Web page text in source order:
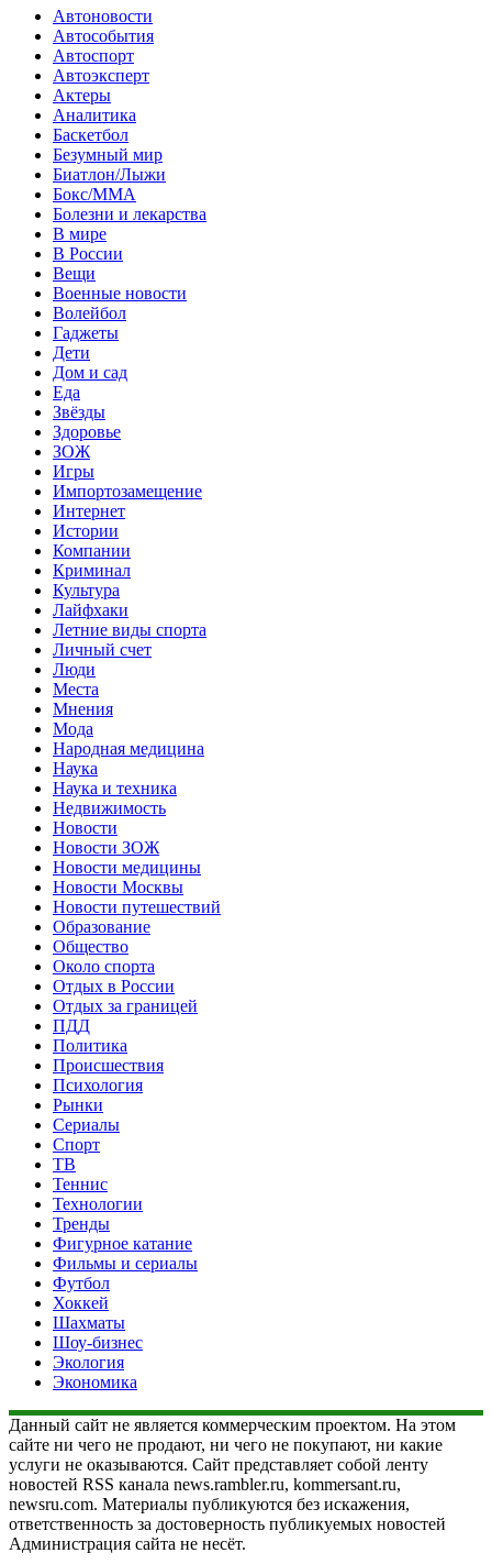
Автоновости
Автособытия
Автоспорт
Автоэксперт
Актеры
Аналитика
Баскетбол
Безумный мир
Биатлон/Лыжи
Бокс/MMA
Болезни и лекарства
В мире
В России
Вещи
Военные новости
Волейбол
Гаджеты
Дети
Дом и сад
Еда
Звёзды
Здоровье
ЗОЖ
Игры
Импортозамещение
Интернет
Истории
Компании
Криминал
Культура
Лайфхаки
Летние виды спорта
Личный счет
Люди
Места
Мнения
Мода
Народная медицина
Наука
Наука и техника
Недвижимость
Новости
Новости ЗОЖ
Новости медицины
Новости Москвы
Новости путешествий
Образование
Общество
Около спорта
Отдых в России
Отдых за границей
ПДД
Политика
Происшествия
Психология
Рынки
Сериалы
Спорт
ТВ
Теннис
Технологии
Тренды
Фигурное катание
Фильмы и сериалы
Футбол
Хоккей
Шахматы
Шоу-бизнес
Экология
Экономика
Данный сайт не является коммерческим проектом. На этом
сайте ни чего не продают, ни чего не покупают, ни какие
услуги не оказываются. Сайт представляет собой ленту
новостей RSS канала news.rambler.ru, kommersant.ru,
newsru.com. Материалы публикуются без искажения,
ответственность за достоверность публикуемых новостей
Администрация сайта не несёт.